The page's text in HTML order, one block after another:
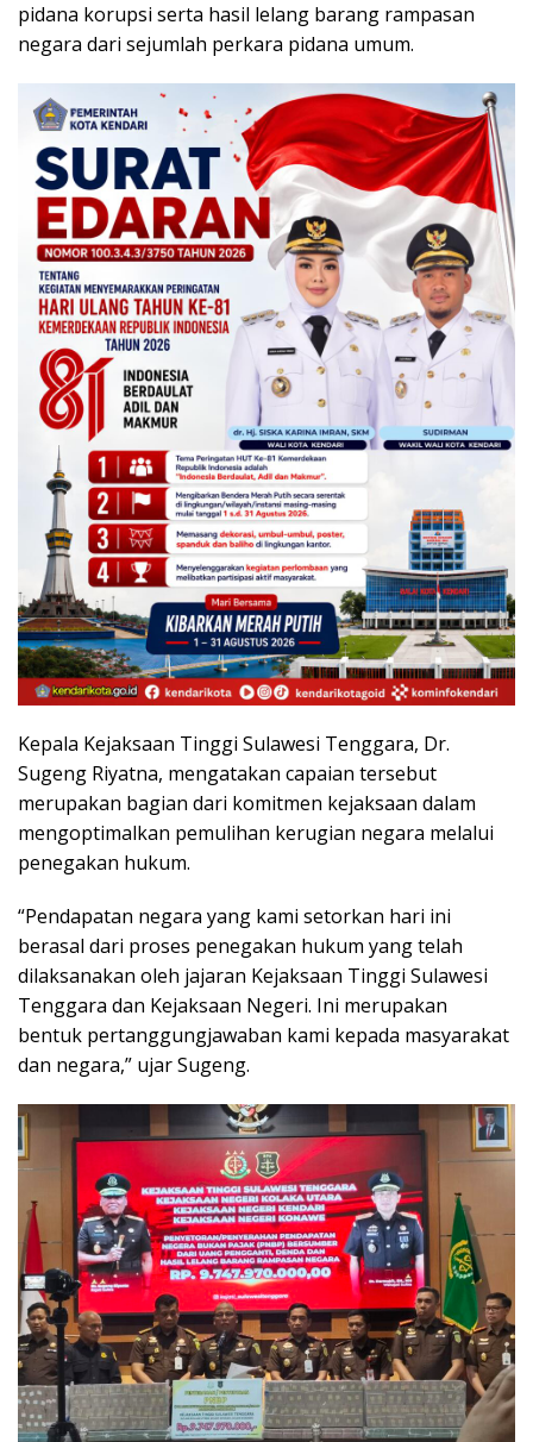
pidana korupsi serta hasil lelang barang rampasan
negara dari sejumlah perkara pidana umum.
Kepala Kejaksaan Tinggi Sulawesi Tenggara, Dr.
Sugeng Riyatna, mengatakan capaian tersebut
merupakan bagian dari komitmen kejaksaan dalam
mengoptimalkan pemulihan kerugian negara melalui
penegakan hukum.
“Pendapatan negara yang kami setorkan hari ini
berasal dari proses penegakan hukum yang telah
dilaksanakan oleh jajaran Kejaksaan Tinggi Sulawesi
Tenggara dan Kejaksaan Negeri. Ini merupakan
bentuk pertanggungjawaban kami kepada masyarakat
dan negara,” ujar Sugeng.